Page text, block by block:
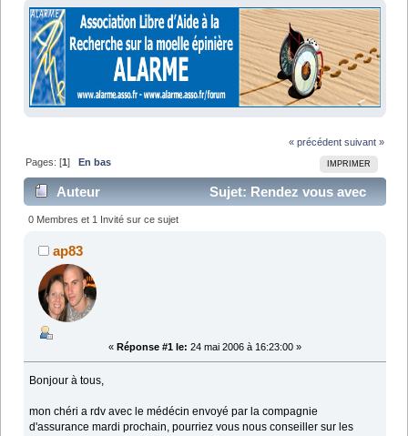
« précédent suivant »
IMPRIMER
Pages: [1] En bas
Auteur
Sujet: Rendez vous avec
médecin assurance (Lu 5732 fois)
0 Membres et 1 Invité sur ce sujet
ap83
« Réponse #1 le: 24 mai 2006 à 16:23:00 »
Bonjour à tous,
mon chéri a rdv avec le médécin envoyé par la compagnie
d'assurance mardi prochain, pourriez vous nous conseiller sur les